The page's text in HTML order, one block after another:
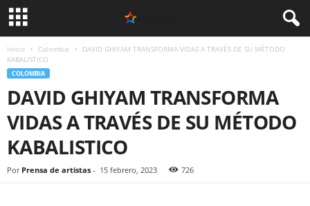
Inicio Colombia
DAVID GHIYAM TRANSFORMA VIDAS A TRAVÉS DE SU MÉTODO
KABALISTICO
COLOMBIA
DAVID GHIYAM TRANSFORMA
VIDAS A TRAVÉS DE SU MÉTODO
KABALISTICO
Por Prensa de artistas - 15 febrero, 2023 726